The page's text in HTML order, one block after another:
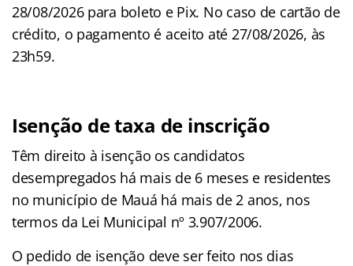
28/08/2026 para boleto e Pix. No caso de cartão de
crédito, o pagamento é aceito até 27/08/2026, às
23h59.
Isenção de taxa de inscrição
Têm direito à isenção os candidatos
desempregados há mais de 6 meses e residentes
no município de Mauá há mais de 2 anos, nos
termos da Lei Municipal nº 3.907/2006.
O pedido de isenção deve ser feito nos dias